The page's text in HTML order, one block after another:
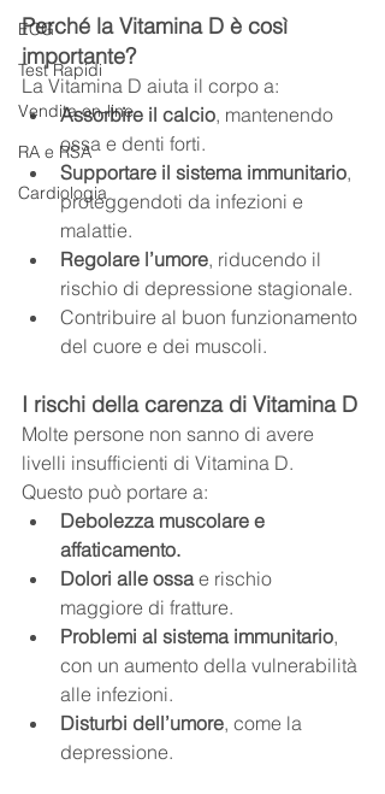
ECG
Test Rapidi
Vendita on-line
RA e RSA
Cardiologia
Perché la Vitamina D è così
importante?
La Vitamina D aiuta il corpo a:
Assorbire il calcio, mantenendo
ossa e denti forti.
Supportare il sistema immunitario,
proteggendoti da infezioni e
malattie.
Regolare l’umore, riducendo il
rischio di depressione stagionale.
Contribuire al buon funzionamento
del cuore e dei muscoli.
I rischi della carenza di Vitamina D
Molte persone non sanno di avere
livelli insufficienti di Vitamina D.
Questo può portare a:
Debolezza muscolare e
affaticamento.
Dolori alle ossa e rischio
maggiore di fratture.
Problemi al sistema immunitario,
con un aumento della vulnerabilità
alle infezioni.
Disturbi dell’umore, come la
depressione.